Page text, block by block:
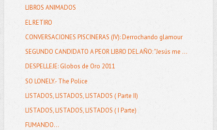
LIBROS ANIMADOS
EL RETIRO
CONVERSACIONES PISCINERAS (IV): Derrochando glamour
SEGUNDO CANDIDATO A PEOR LIBRO DEL AÑO: "Jesús me ...
DESPELLEJE: Globos de Oro 2011
SO LONELY.- The Police
LISTADOS, LISTADOS, LISTADOS ( Parte II)
LISTADOS, LISTADOS, LISTADOS ( I Parte)
FUMANDO...